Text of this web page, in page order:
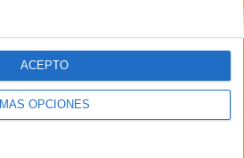
MÁS OPCIONES
ACEPTO